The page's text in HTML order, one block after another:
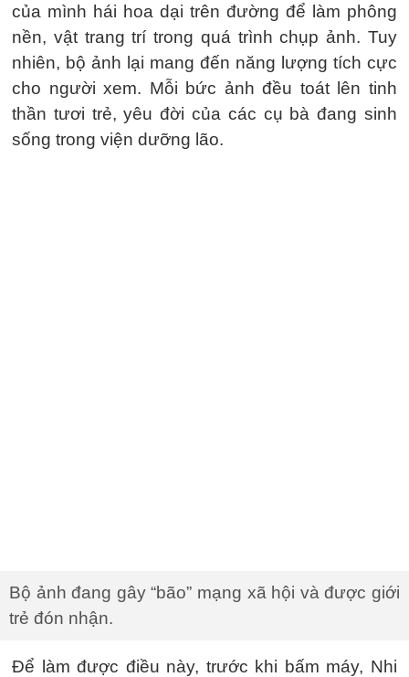
của mình hái hoa dại trên đường để làm phông
nền, vật trang trí trong quá trình chụp ảnh. Tuy
nhiên, bộ ảnh lại mang đến năng lượng tích cực
cho người xem. Mỗi bức ảnh đều toát lên tinh
thần tươi trẻ, yêu đời của các cụ bà đang sinh
sống trong viện dưỡng lão.
Bộ ảnh đang gây “bão” mạng xã hội và được giới
trẻ đón nhận.
Để làm được điều này, trước khi bấm máy, Nhi